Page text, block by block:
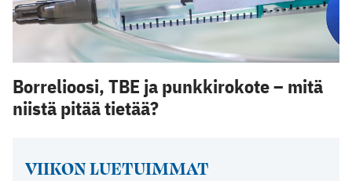
VIIKON LUETUIMMAT
Borrelioosi, TBE ja punkkirokote – mitä
niistä pitää tietää?